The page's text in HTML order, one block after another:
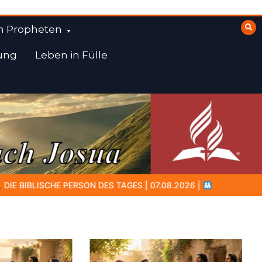
Propheten
Leben in Fülle
| Amram – der Vater, der in dunkler Zeit Glauben